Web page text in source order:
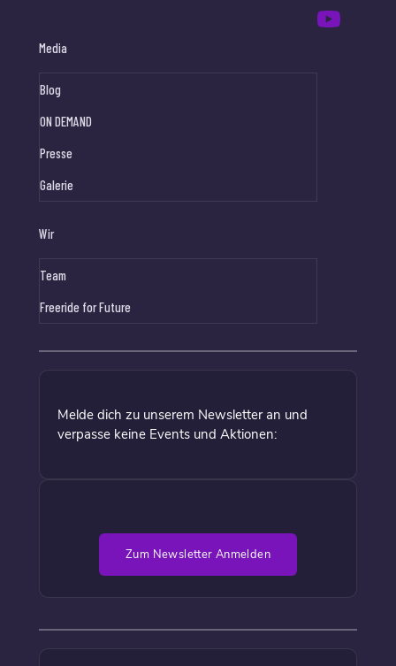
Media
Blog
ON DEMAND
Presse
Galerie
Wir
Team
Freeride for Future
Melde dich zu unserem Newsletter an und
verpasse keine Events und Aktionen:
Zum Newsletter Anmelden